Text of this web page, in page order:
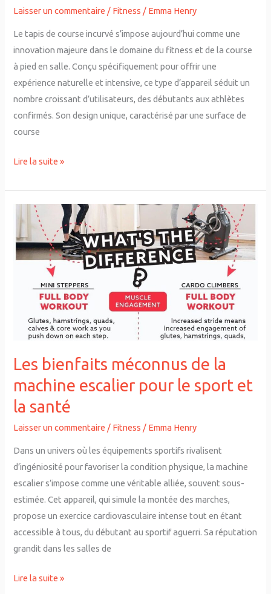
Laisser un commentaire / Fitness / Emma Henry
Le tapis de course incurvé s’impose aujourd’hui comme une
innovation majeure dans le domaine du fitness et de la course
à pied en salle. Conçu spécifiquement pour offrir une
expérience naturelle et intensive, ce type d’appareil séduit un
nombre croissant d’utilisateurs, des débutants aux athlètes
confirmés. Son design unique, caractérisé par une surface de
course
Lire la suite »
Les bienfaits méconnus de la
machine escalier pour le sport et
la santé
Laisser un commentaire / Fitness / Emma Henry
Dans un univers où les équipements sportifs rivalisent
d’ingéniosité pour favoriser la condition physique, la machine
escalier s’impose comme une véritable alliée, souvent sous-
estimée. Cet appareil, qui simule la montée des marches,
propose un exercice cardiovasculaire intense tout en étant
accessible à tous, du débutant au sportif aguerri. Sa réputation
grandit dans les salles de
bienfaits
méconnus
de
machine
escalier
pour
sport
la
santé
Lire la suite »